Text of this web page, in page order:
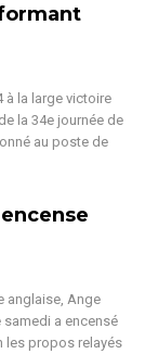
à la large victoire
la 34e journée de
au poste de
anglaise, Ange
a encensé
les propos relayés